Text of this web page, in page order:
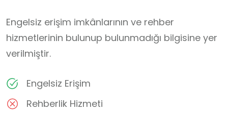
Engelsiz erişim imkânlarının ve rehber
hizmetlerinin bulunup bulunmadığı bilgisine yer
verilmiştir.
Engelsiz Erişim
Rehberlik Hizmeti